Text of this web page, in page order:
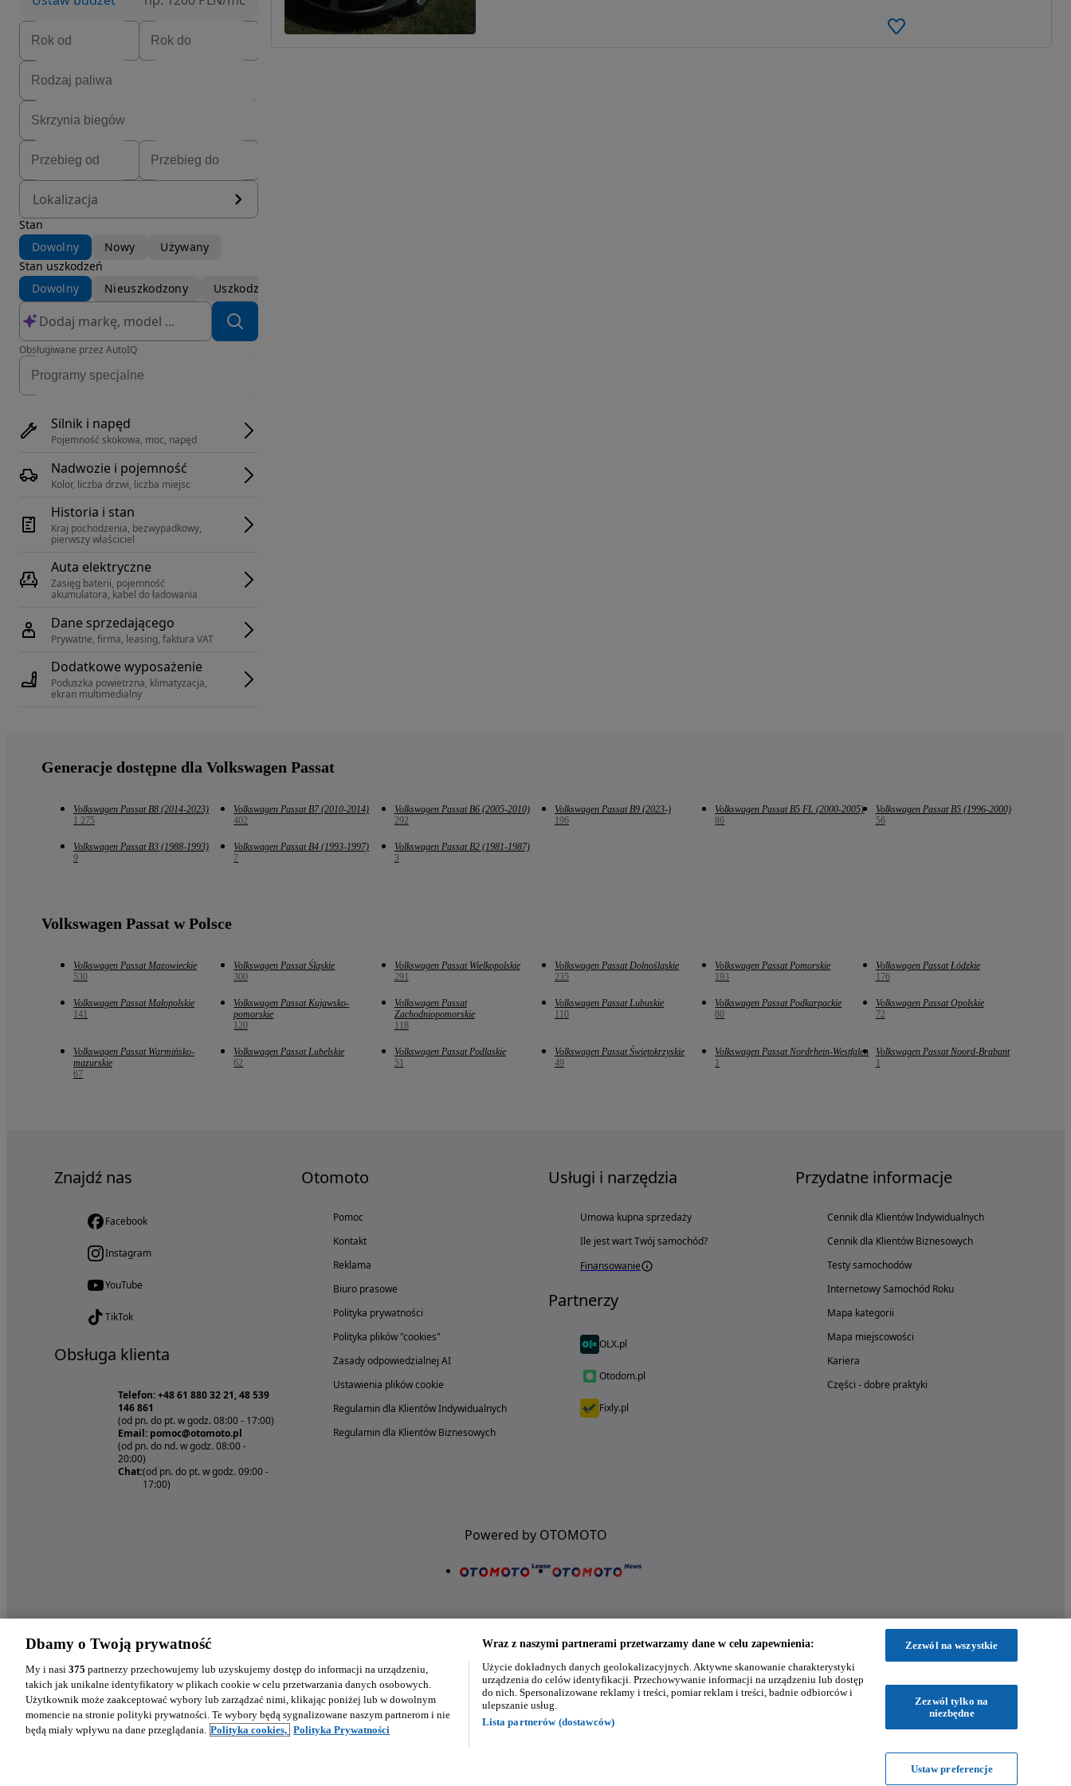
Lokalizacja
Stan
Dowolny
Nowy
Używany
Stan uszkodzeń
Dowolny
Nieuszkodzony Uszkodzony
Obsługiwane przez AutoIQ
Silnik i napęd
Pojemność skokowa, moc, napęd
Nadwozie i pojemność
Kolor, liczba drzwi, liczba miejsc
Historia i stan
Kraj pochodzenia, bezwypadkowy,
pierwszy właściciel
Auta elektryczne
Zasięg baterii, pojemność
akumulatora, kabel do ładowania
Dane sprzedającego
Prywatne, firma, leasing, faktura VAT
Dodatkowe wyposażenie
Poduszka powietrzna, klimatyzacja,
ekran multimedialny
Generacje dostępne dla Volkswagen Passat
Volkswagen Passat B8 (2014-2023)
1 275
Volkswagen Passat B7 (2010-2014)
402
Volkswagen Passat B6 (2005-2010)
292
Volkswagen Passat B9 (2023-)
196
Volkswagen Passat B5 FL (2000-2005)
86
Volkswagen Passat B5 (1996-2000)
56
Volkswagen Passat B3 (1988-1993)
9
Volkswagen Passat B4 (1993-1997)
7
Volkswagen Passat B2 (1981-1987)
3
Volkswagen Passat w Polsce
Volkswagen Passat Mazowieckie
530
Volkswagen Passat Śląskie
300
Volkswagen Passat Wielkopolskie
291
Volkswagen Passat Dolnośląskie
235
Volkswagen Passat Pomorskie
193
Volkswagen Passat Łódzkie
176
Volkswagen Passat Małopolskie
141
Volkswagen Passat Kujawsko-
pomorskie
120
Volkswagen Passat
Zachodniopomorskie
118
Volkswagen Passat Lubuskie
110
Volkswagen Passat Podkarpackie
80
Volkswagen Passat Opolskie
72
Volkswagen Passat Warmińsko-
mazurskie
67
Volkswagen Passat Lubelskie
62
Volkswagen Passat Podlaskie
51
Volkswagen Passat Świętokrzyskie
49
Volkswagen Passat Nordrhein-Westfalen
1
Volkswagen Passat Noord-Brabant
1
Znajdź nas
Facebook
Instagram
YouTube
TikTok
Obsługa klienta
Telefon: +48 61 880 32 21, 48 539
146 861
(od pn. do pt. w godz. 08:00 - 17:00)
Email: pomoc@otomoto.pl
(od pn. do nd. w godz. 08:00 -
20:00)
Chat:(od pn. do pt. w godz. 09:00 -
17:00)
Otomoto
Pomoc
Kontakt
Reklama
Biuro prasowe
Polityka prywatności
Polityka plików "cookies"
Zasady odpowiedzialnej AI
Ustawienia plików cookie
Regulamin dla Klientów Indywidualnych
Regulamin dla Klientów Biznesowych
Usługi i narzędzia
Umowa kupna sprzedaży
Ile jest wart Twój samochód?
Finansowanie
Partnerzy
OLX.pl
Otodom.pl
Fixly.pl
Przydatne informacje
Cennik dla Klientów Indywidualnych
Cennik dla Klientów Biznesowych
Testy samochodów
Internetowy Samochód Roku
Mapa kategorii
Mapa miejscowości
Kariera
Części - dobre praktyki
Powered by OTOMOTO
Nasze aplikacje w twoim telefonie
Dbamy o Twoją prywatność
My i nasi 375 partnerzy przechowujemy lub uzyskujemy dostęp do informacji na urządzeniu,
takich jak unikalne identyfikatory w plikach cookie w celu przetwarzania danych osobowych.
Użytkownik może zaakceptować wybory lub zarządzać nimi, klikając poniżej lub w dowolnym
momencie na stronie polityki prywatności. Te wybory będą sygnalizowane naszym partnerom i nie
będą miały wpływu na dane przeglądania. Polityka cookies, Polityka Prywatności
Wraz z naszymi partnerami przetwarzamy dane w celu zapewnienia:
Użycie dokładnych danych geolokalizacyjnych. Aktywne skanowanie charakterystyki
urządzenia do celów identyfikacji. Przechowywanie informacji na urządzeniu lub dostęp
do nich. Spersonalizowane reklamy i treści, pomiar reklam i treści, badnie odbiorców i
ulepszanie usług.
Lista partnerów (dostawców)
Zezwól na wszystkie
Zezwól tylko na
niezbędne
Ustaw preferencje